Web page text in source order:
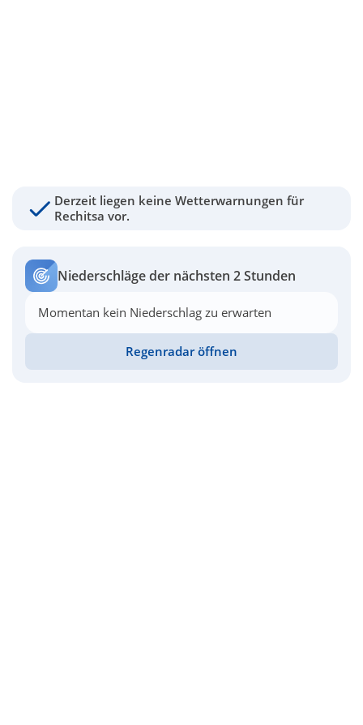
Derzeit liegen keine Wetterwarnungen für
Rechitsa vor.
Niederschläge der nächsten 2 Stunden
Momentan kein Niederschlag zu erwarten
Regenradar öffnen